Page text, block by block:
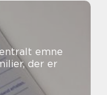
emne
der er